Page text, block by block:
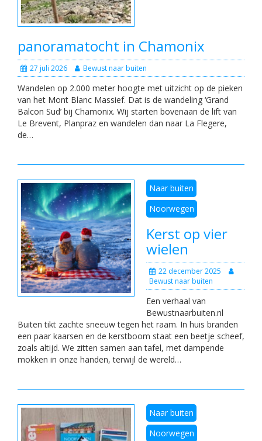
panoramatocht in Chamonix
27 juli 2026 Bewust naar buiten
Wandelen op 2.000 meter hoogte met uitzicht op de pieken
van het Mont Blanc Massief. Dat is de wandeling ‘Grand
Balcon Sud’ bij Chamonix. Wij starten bovenaan de lift van
Le Brevent, Planpraz en wandelen dan naar La Flegere,
de…
Naar buiten
Noorwegen
Kerst op vier
wielen
22 december 2025
Bewust naar buiten
Een verhaal van
Bewustnaarbuiten.nl
Buiten tikt zachte sneeuw tegen het raam. In huis branden
een paar kaarsen en de kerstboom staat een beetje scheef,
zoals altijd. We zitten samen aan tafel, met dampende
mokken in onze handen, terwijl de wereld…
Naar buiten
Noorwegen